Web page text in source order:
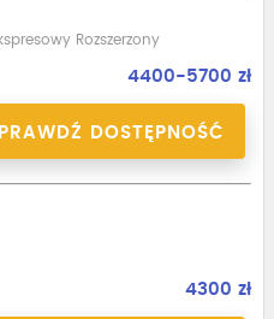
Rozszerzony
4400-5700 zł
DOSTĘPNOŚĆ
4300 zł